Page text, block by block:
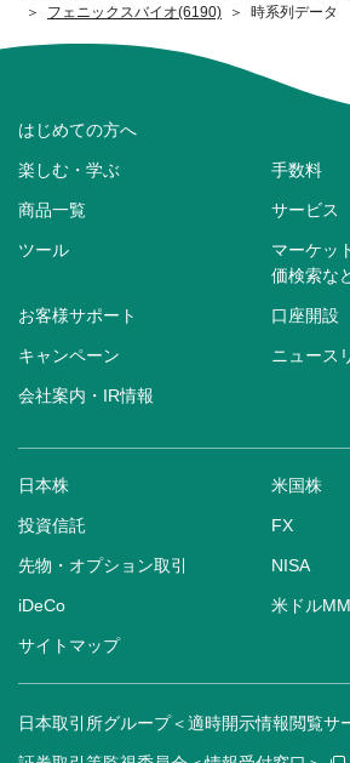
フェニックスバイオ(6190)
時系列データ
はじめての方へ
楽しむ・学ぶ 手数料
商品一覧 サービス
ツール
マーケッ
価検索な
お客様サポート 口座開設
キャンペーン ニュース
会社案内・IR情報
日本株 米国株
投資信託 FX
先物・オプション取引 NISA
iDeCo 米ドル
サイトマップ
日本取引所グループ＜適時開示情報閲覧サ